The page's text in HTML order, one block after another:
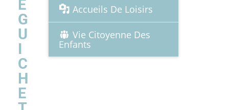
E
G
U
I
C
H
E
Accueils De Loisirs
Vie Citoyenne Des
Enfants